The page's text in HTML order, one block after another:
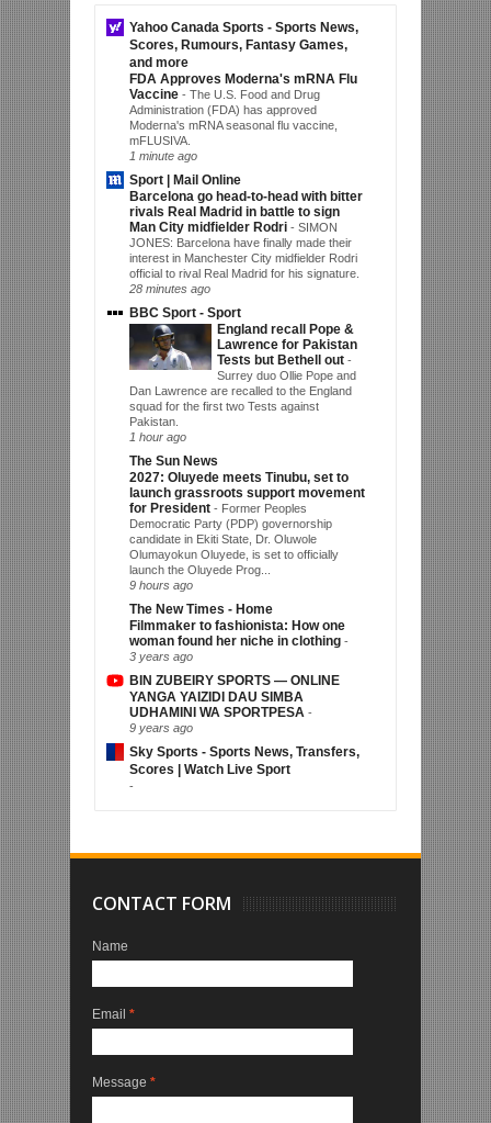
Yahoo Canada Sports - Sports News,
Scores, Rumours, Fantasy Games,
and more
FDA Approves Moderna's mRNA Flu
Vaccine - The U.S. Food and Drug
Administration (FDA) has approved
Moderna's mRNA seasonal flu vaccine,
mFLUSIVA.
1 minute ago
Sport | Mail Online
Barcelona go head-to-head with bitter
rivals Real Madrid in battle to sign
Man City midfielder Rodri - SIMON
JONES: Barcelona have finally made their
interest in Manchester City midfielder Rodri
official to rival Real Madrid for his signature.
28 minutes ago
BBC Sport - Sport
England recall Pope &
Lawrence for Pakistan
Tests but Bethell out -
Surrey duo Ollie Pope and
Dan Lawrence are recalled to the England
squad for the first two Tests against
Pakistan.
1 hour ago
The Sun News
2027: Oluyede meets Tinubu, set to
launch grassroots support movement
for President - Former Peoples
Democratic Party (PDP) governorship
candidate in Ekiti State, Dr. Oluwole
Olumayokun Oluyede, is set to officially
launch the Oluyede Prog...
9 hours ago
The New Times - Home
Filmmaker to fashionista: How one
woman found her niche in clothing -
3 years ago
BIN ZUBEIRY SPORTS — ONLINE
YANGA YAIZIDI DAU SIMBA
UDHAMINI WA SPORTPESA -
9 years ago
Sky Sports - Sports News, Transfers,
Scores | Watch Live Sport
-
CONTACT FORM
Name
Email *
Message *